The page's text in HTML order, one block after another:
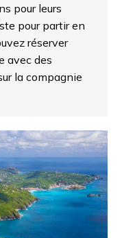
pour leurs
pour partir en
réserver
avec des
la compagnie